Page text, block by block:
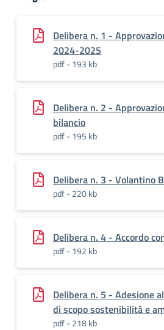
Delibera n. 1 -
2024-2025
pdf - 193 kb
Delibera n. 2 -
bilancio
pdf - 195 kb
Delibera n. 3 - Volantino
pdf - 220 kb
Delibera n. 4 - Accordo
pdf - 192 kb
Delibera n. 5 - Adesione
di scopo sostenibilità e
pdf - 218 kb